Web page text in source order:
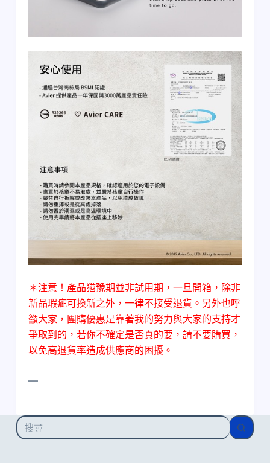
＊注意！產品猶豫期並非試用期，一旦開箱，除非
新品瑕疵可換新之外，一律不接受退貨。另外也呼
籲大家，團購優惠是靠著我的努力與大家的支持才
爭取到的，若你不確定是否真的要，請不要購買，
以免高退貨率造成供應商的困擾。
—
找
不